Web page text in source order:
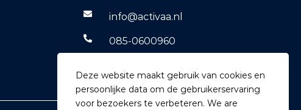
info@activaa.nl
085-0600960
Deze website maakt gebruik van cookies en
persoonlijke data om de gebruikerservaring
voor bezoekers te verbeteren. We are